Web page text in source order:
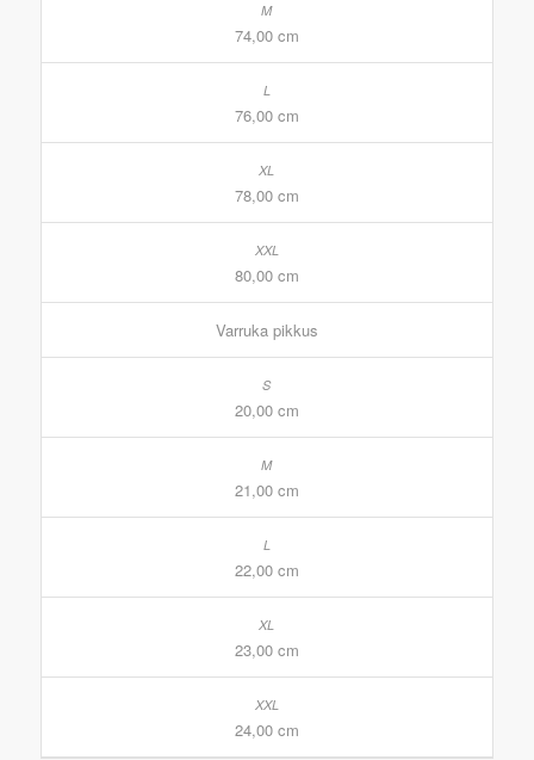
74,00 cm
76,00 cm
78,00 cm
80,00 cm
Varruka pikkus
20,00 cm
21,00 cm
22,00 cm
23,00 cm
24,00 cm